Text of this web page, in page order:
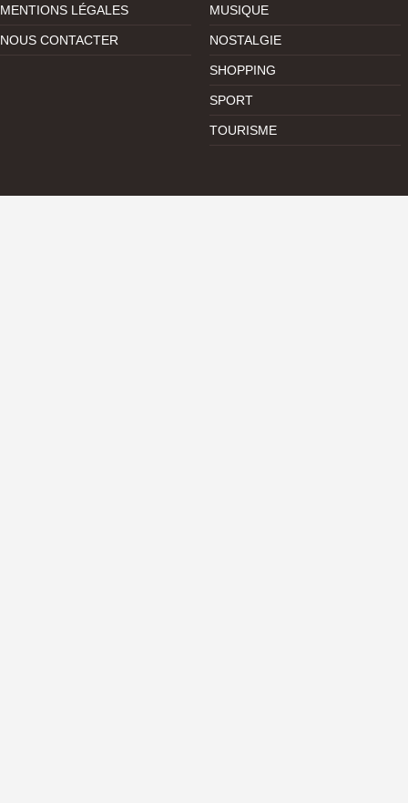
MENTIONS LÉGALES
NOUS CONTACTER
MUSIQUE
NOSTALGIE
SHOPPING
SPORT
TOURISME